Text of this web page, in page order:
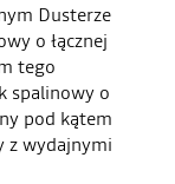
Dusterze
o łącznej
tego
spalinowy o
pod kątem
z wydajnymi